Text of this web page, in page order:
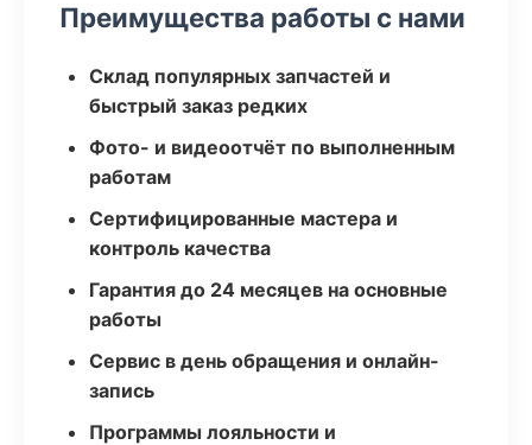
Преимущества работы с нами
Склад популярных запчастей и
быстрый заказ редких
Фото- и видеоотчёт по выполненным
работам
Сертифицированные мастера и
контроль качества
Гарантия до 24 месяцев на основные
работы
Сервис в день обращения и онлайн-
запись
Программы лояльности и